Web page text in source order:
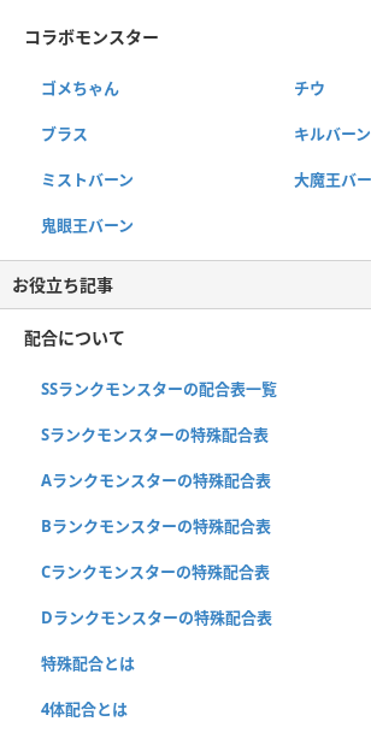
コラボモンスター
ゴメちゃん チウ
ブラス キルバーン
ミストバーン 大魔王バ
鬼眼王バーン
お役立ち記事
配合について
SSランクモンスターの配合表一覧
Sランクモンスターの特殊配合表
Aランクモンスターの特殊配合表
Bランクモンスターの特殊配合表
Cランクモンスターの特殊配合表
Dランクモンスターの特殊配合表
特殊配合とは
4体配合とは